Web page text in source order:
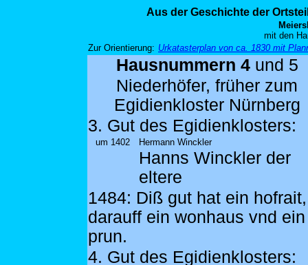
Aus der Geschichte der
mit den
Zur Orientierung: Urkatasterplan von ca. 1830 mit
Hausnummern 4 und 5
Niederhöfer, früher zum
Egidienkloster Nürnberg
3. Gut des Egidienklosters:
um 1402 Hermann Winckler
Hanns Winckler der
eltere
1484: Diß gut hat ein hofrait,
darauff ein wonhaus vnd ein
prun.
4. Gut des Egidienklosters: